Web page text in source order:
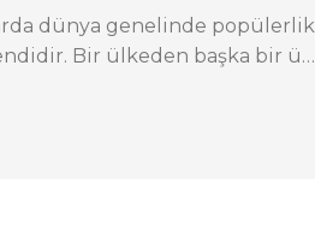
dünya genelinde popülerlik
Bir ülkeden başka bir ü…